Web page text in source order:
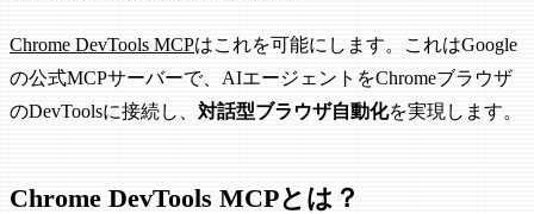
Chrome DevTools MCPはこれを可能にします。これはGoogle
の公式MCPサーバーで、AIエージェントをChromeブラウザ
のDevToolsに接続し、 対話型ブラウザ自動化を実現します。
Chrome DevTools MCPとは？